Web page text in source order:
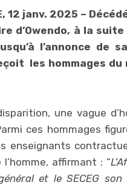
12 janv. 2025 –
d’Owendo, à la
l’annonce de
les hommages
une vague
ces hommages
enseignants
l’homme, affirmant : “
et le SECEG